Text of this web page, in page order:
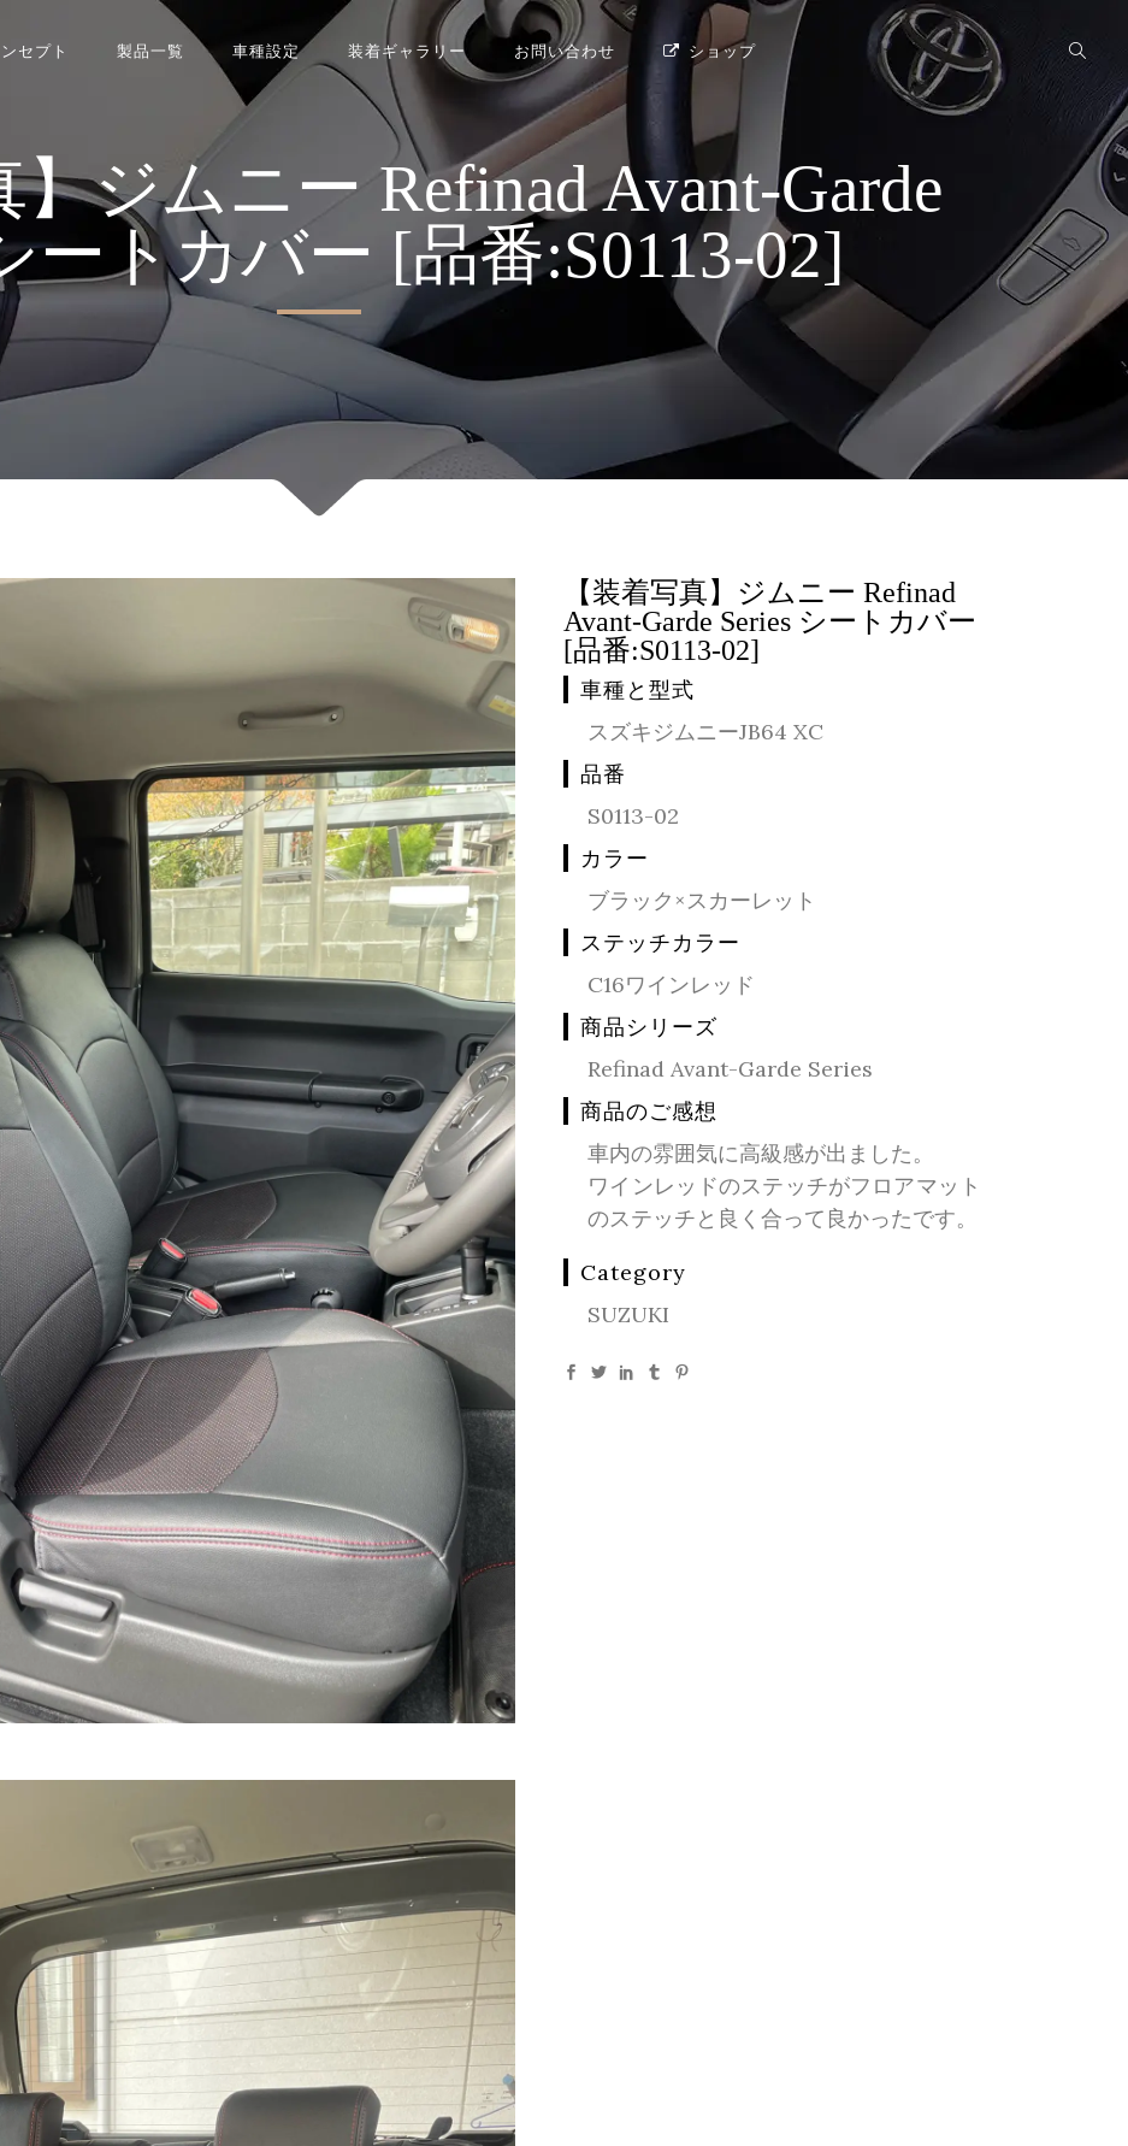
セプト 製品一覧 車種設定 装着ギャラリー お問い合わせ ショップ
】ジムニー Refinad Avant-Garde
ートカバー [品番:S0113-02]
【装着写真】ジムニー Refinad
Avant-Garde Series シートカバー
[品番:S0113-02]
車種と型式
スズキジムニーJB64 XC
品番
S0113-02
カラー
ブラック×スカーレット
ステッチカラー
C16ワインレッド
商品シリーズ
Refinad Avant-Garde Series
商品のご感想
車内の雰囲気に高級感が出ました。
ワインレッドのステッチがフロアマット
のステッチと良く合って良かったです。
Category
SUZUKI